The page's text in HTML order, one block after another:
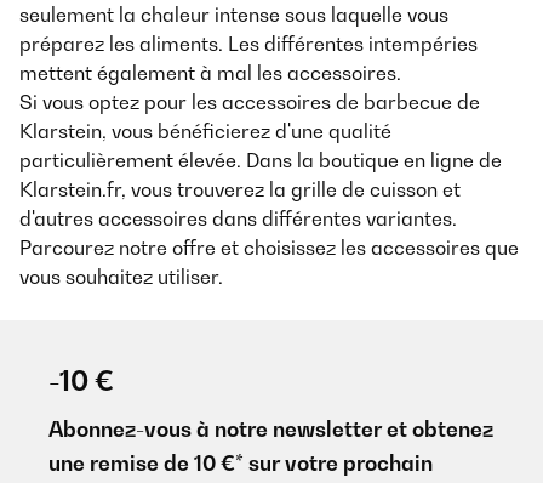
seulement la chaleur intense sous laquelle vous
préparez les aliments. Les différentes intempéries
mettent également à mal les accessoires.
Si vous optez pour les accessoires de barbecue de
Klarstein, vous bénéficierez d'une qualité
particulièrement élevée. Dans la boutique en ligne de
Klarstein.fr, vous trouverez la grille de cuisson et
d'autres accessoires dans différentes variantes.
Parcourez notre offre et choisissez les accessoires que
vous souhaitez utiliser.
-10 €
Abonnez-vous à notre newsletter et obtenez
une remise de 10 €* sur votre prochain